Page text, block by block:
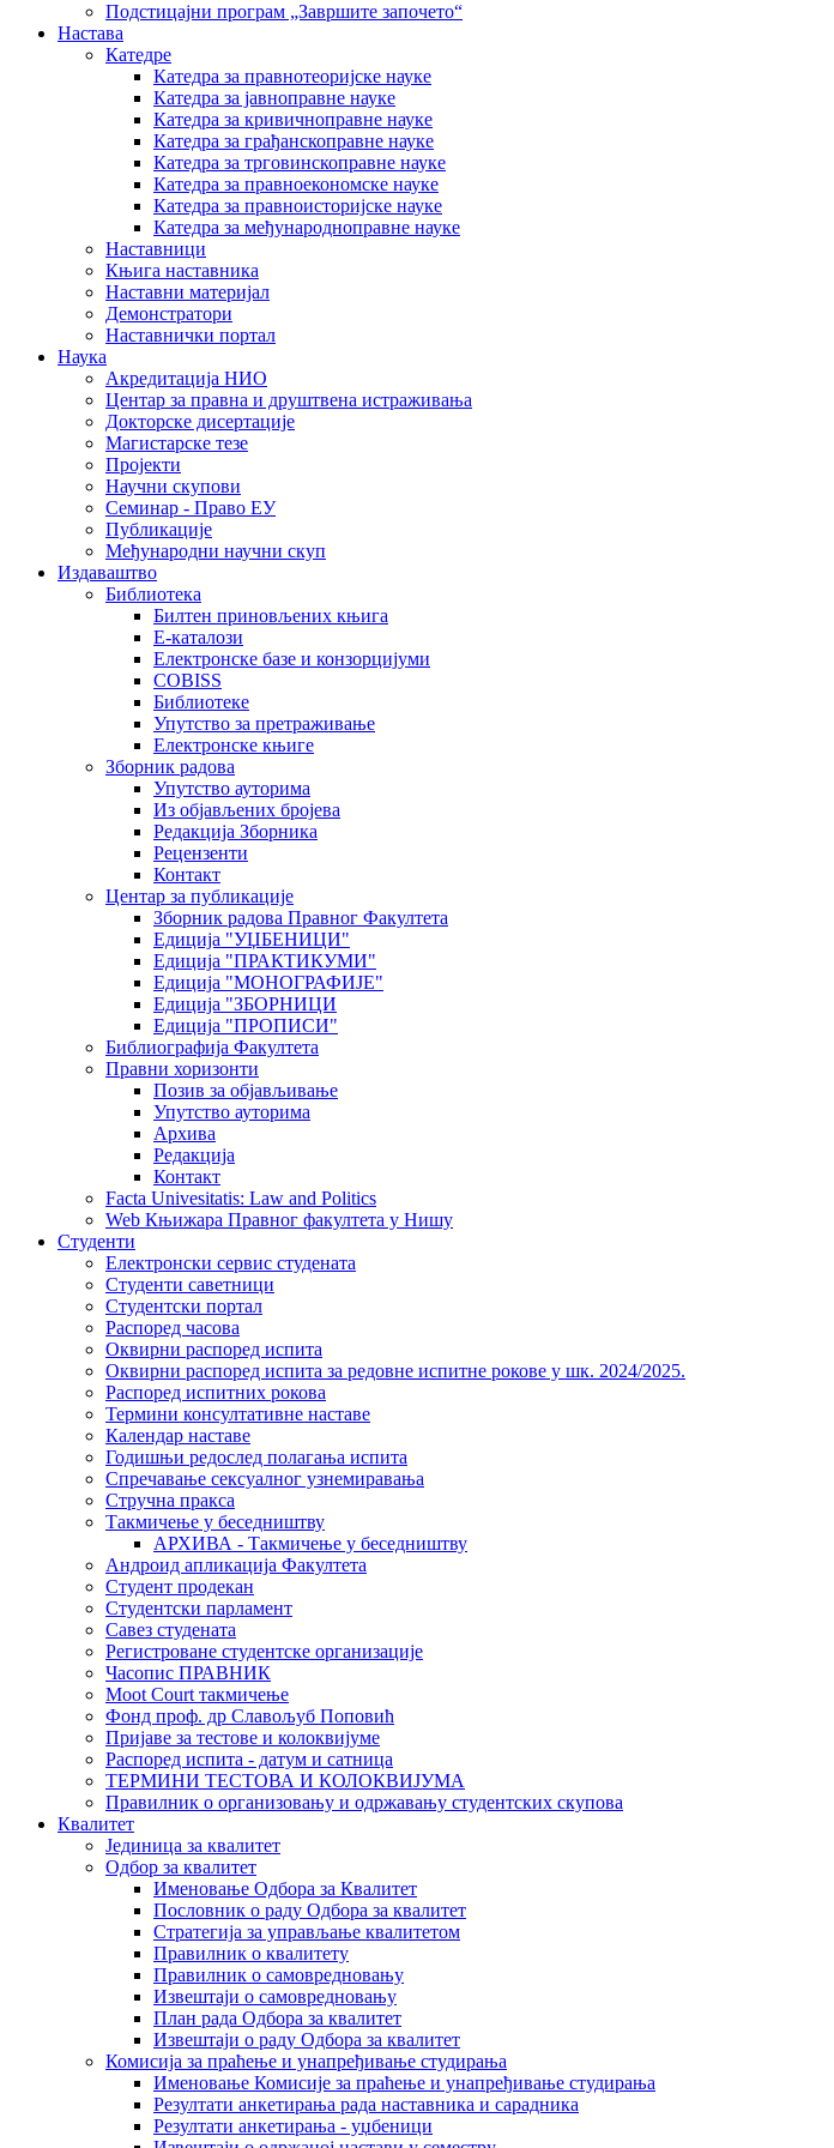
Подстицајни програм „Завршите започето“
Настава
Катедре
Катедра за правнотеоријске науке
Катедра за јавноправне науке
Катедра за кривичноправне науке
Катедра за грађанскоправне науке
Катедра за трговинскоправне науке
Катедра за правноекономске науке
Катедра за правноисторијске науке
Катедра за међународноправне науке
Наставници
Књига наставника
Наставни материјал
Демонстратори
Наставнички портал
Наука
Акредитација НИО
Центар за правна и друштвена истраживања
Докторске дисертације
Магистарске тезе
Пројекти
Научни скупови
Семинар - Право ЕУ
Публикације
Међународни научни скуп
Издаваштво
Библиотека
Билтен приновљених књига
Е-каталози
Електронске базе и конзорцијуми
COBISS
Библиотеке
Упутство за претраживање
Електронске књиге
Зборник радова
Упутство ауторима
Из објављених бројева
Редакција Зборника
Рецензенти
Контакт
Центар за публикације
Зборник радова Правног Факултета
Едиција "УЏБЕНИЦИ"
Едиција "ПРАКТИКУМИ"
Едиција "МОНОГРАФИЈЕ"
Едиција "ЗБОРНИЦИ
Едиција "ПРОПИСИ"
Библиографија Факултета
Правни хоризонти
Позив за објављивање
Упутство ауторима
Архива
Редакција
Контакт
Facta Univesitatis: Law and Politics
Web Књижара Правног факултета у Нишу
Студенти
Електронски сервис студената
Студенти саветници
Студентски портал
Распоред часова
Оквирни распоред испита
Оквирни распоред испита за редовне испитне рокове у шк. 2024/2025.
Распоред испитних рокова
Термини консултативне наставе
Календар наставе
Годишњи редослед полагања испита
Спречавање сексуалног узнемиравања
Стручна пракса
Такмичење у беседништву
АРХИВА - Такмичење у беседништву
Андроид апликација Факултета
Студент продекан
Студентски парламент
Савез студената
Регистроване студентске организације
Часопис ПРАВНИК
Moot Court такмичење
Фонд проф. др Славољуб Поповић
Пријаве за тестове и колоквијуме
Распоред испита - датум и сатница
ТЕРМИНИ ТЕСТОВА И КОЛОКВИЈУМА
Правилник о организовању и одржавању студентских скупова
Квалитет
Јединица за квалитет
Одбор за квалитет
Именовање Одбора за Квалитет
Пословник о раду Одбора за квалитет
Стратегија за управљање квалитетом
Правилник о квалитету
Правилник о самовредновању
Извештаји о самовредновању
План рада Одбора за квалитет
Извештаји о раду Одбора за квалитет
Комисија за праћење и унапређивање студирања
Именовање Комисије за праћење и унапређивање студирања
Резултати анкетирања рада наставника и сарадника
Резултати анкетирања - уџбеници